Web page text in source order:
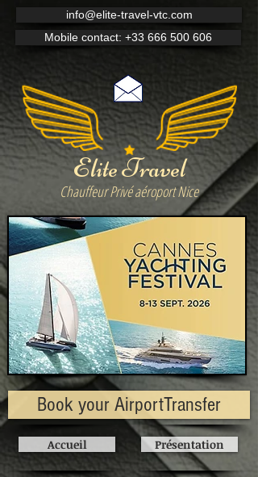
info@elite-travel-vtc.com
Mobile contact: +33 666 500 606
Elite Travel
Chauffeur Privé aéroport Nice
Book your AirportTransfer
Accueil Présentation